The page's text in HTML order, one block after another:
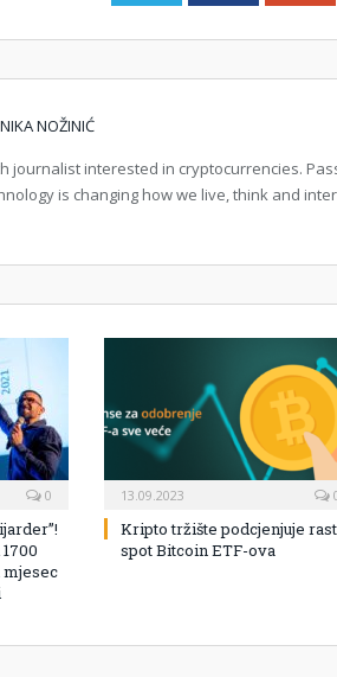
NOŽINIĆ
journalist interested in cryptocurrencies.
is changing how we live, think and
0 13.09.2023
Kripto tržište podcjenjuje rast
spot Bitcoin ETF-ova